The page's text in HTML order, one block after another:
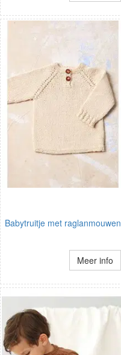
Babytruitje met raglanmouwen
Meer info